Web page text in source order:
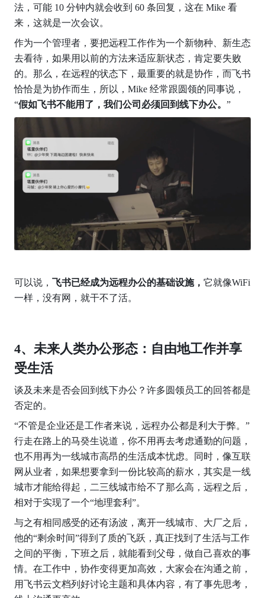
法，可能 10 分钟内就会收到 60 条回复，这在 Mike 看
来，这就是一次会议。
作为一个管理者，要把远程工作作为一个新物种、新生态
去看待，如果用以前的方法来适应新状态，肯定要失败
的。那么，在远程的状态下，最重要的就是协作，而飞书
恰恰是为协作而生，所以，Mike 经常跟圆领的同事说，
“假如飞书不能用了，我们公司必须回到线下办公。 ”
可以说， 飞书已经成为远程办公的基础设施， 它就像WiFi
一样，没有网，就干不了活。
4、未来人类办公形态：自由地工作并享
受生活
谈及未来是否会回到线下办公？许多圆领员工的回答都是
否定的。
“不管是企业还是工作者来说，远程办公都是利大于弊。”
行走在路上的马癸生说道，你不用再去考虑通勤的问题，
也不用再为一线城市高昂的生活成本忧虑。同时，像互联
网从业者，如果想要拿到一份比较高的薪水，其实是一线
城市才能给得起，二三线城市给不了那么高，远程之后，
相对于实现了一个“地理套利”。
与之有相同感受的还有汤波，离开一线城市、大厂之后，
他的“剩余时间”得到了质的飞跃，真正找到了生活与工作
之间的平衡，下班之后，就能看到父母，做自己喜欢的事
情。在工作中，协作变得更加高效，大家会在沟通之前，
用飞书云文档列好讨论主题和具体内容，有了事先思考，